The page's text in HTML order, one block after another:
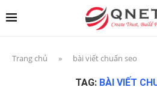
Trang chủ » bài viết chuẩn seo
TAG: BÀI VIẾT